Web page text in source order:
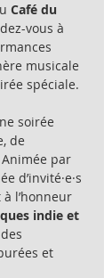
Café du
vous à
musicale
spéciale.
soirée
de
par
d’invité·e·s
l’honneur
indie et
et